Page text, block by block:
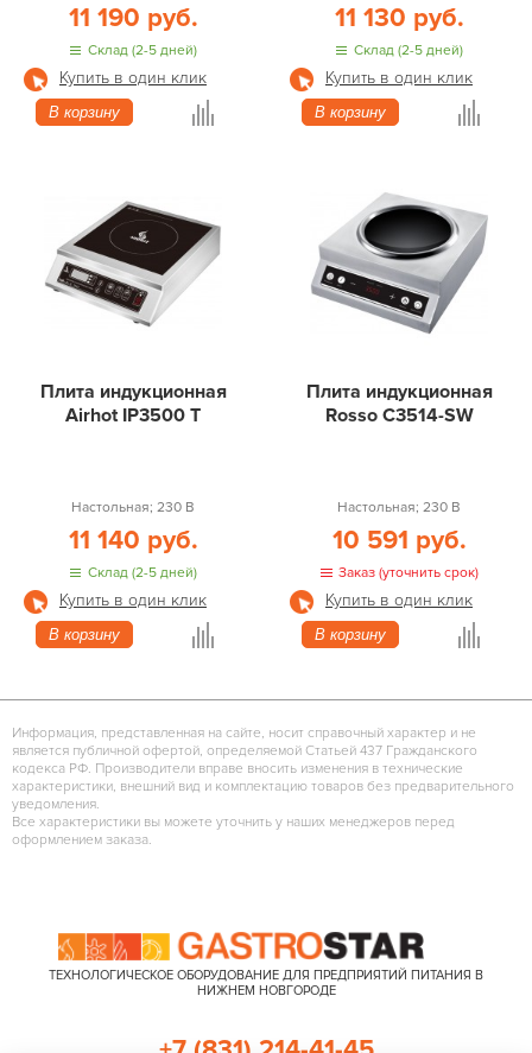
11 190 руб.
Склад (2-5 дней)
Купить в один клик
В корзину
11 130 руб.
Склад (2-5 дней)
Купить в один клик
В корзину
Плита индукционная
Airhot IP3500 T
Настольная; 230 В
11 140 руб.
Склад (2-5 дней)
Купить в один клик
В корзину
Плита индукционная
Rosso C3514-SW
Настольная; 230 В
10 591 руб.
Заказ (уточнить срок)
Купить в один клик
В корзину
Информация, представленная на сайте, носит справочный характер и не
является публичной офертой, определяемой Статьей 437 Гражданского
кодекса РФ. Производители вправе вносить изменения в технические
характеристики, внешний вид и комплектацию товаров без предварительного
уведомления.
Все характеристики вы можете уточнить у наших менеджеров перед
оформлением заказа.
ТЕХНОЛОГИЧЕСКОЕ ОБОРУДОВАНИЕ ДЛЯ ПРЕДПРИЯТИЙ ПИТАНИЯ В
НИЖНЕМ НОВГОРОДЕ